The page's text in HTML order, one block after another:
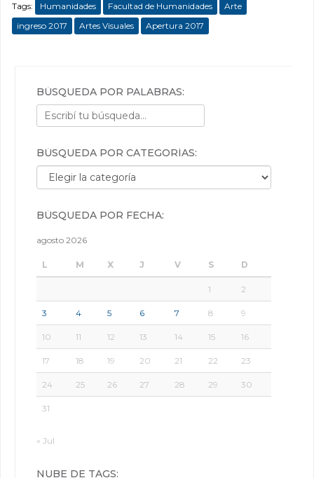
Tags: Humanidades Facultad de Humanidades
Arte
ingreso 2017
Artes Visuales Apertura 2017
BÚSQUEDA POR PALABRAS:
BÚSQUEDA POR CATEGORÍAS:
Búsqueda por categorías:
BÚSQUEDA POR FECHA:
agosto 2026
L M X J V S D
1 2
3 4 5 6 7 8 9
10 11 12 13 14 15 16
17 18 19 20 21 22 23
24 25 26 27 28 29 30
31
« Jul
NUBE DE TAGS: